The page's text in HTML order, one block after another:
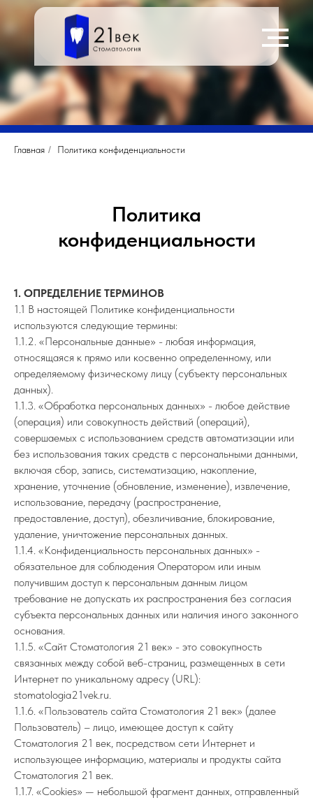
Главная / Политика конфиденциальности
Политика
конфиденциальности
1. ОПРЕДЕЛЕНИЕ ТЕРМИНОВ
1.1 В настоящей Политике конфиденциальности
используются следующие термины:
1.1.2. «Персональные данные» - любая информация,
относящаяся к прямо или косвенно определенному, или
определяемому физическому лицу (субъекту персональных
данных).
1.1.3. «Обработка персональных данных» - любое действие
(операция) или совокупность действий (операций),
совершаемых с использованием средств автоматизации или
без использования таких средств с персональными данными,
включая сбор, запись, систематизацию, накопление,
хранение, уточнение (обновление, изменение), извлечение,
использование, передачу (распространение,
предоставление, доступ), обезличивание, блокирование,
удаление, уничтожение персональных данных.
1.1.4. «Конфиденциальность персональных данных» -
обязательное для соблюдения Оператором или иным
получившим доступ к персональным данным лицом
требование не допускать их распространения без согласия
субъекта персональных данных или наличия иного законного
основания.
1.1.5. «Сайт Стоматология 21 век» - это совокупность
связанных между собой веб-страниц, размещенных в сети
Интернет по уникальному адресу (URL):
stomatologia21vek.ru.
1.1.6. «Пользователь сайта Стоматология 21 век» (далее
Пользователь) – лицо, имеющее доступ к сайту
Стоматология 21 век, посредством сети Интернет и
использующее информацию, материалы и продукты сайта
Стоматология 21 век.
1.1.7. «Cookies» — небольшой фрагмент данных, отправленный